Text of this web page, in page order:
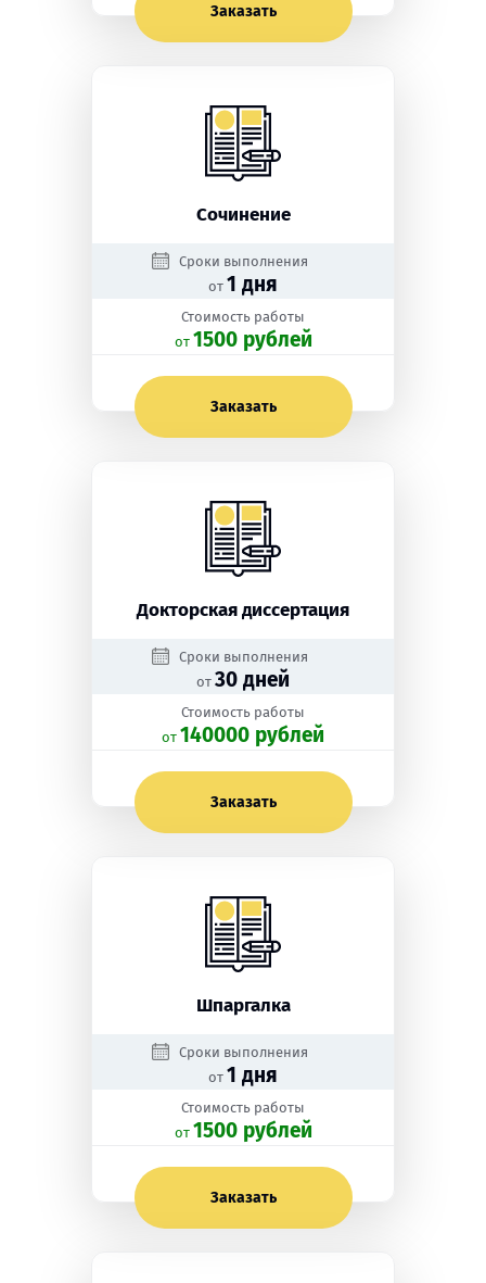
Заказать
Сочинение
Сроки выполнения
от 1 дня
Стоимость работы
oт 1500 рублей
Заказать
Докторская диссертация
Сроки выполнения
от 30 дней
Стоимость работы
oт 140000 рублей
Заказать
Шпаргалка
Сроки выполнения
от 1 дня
Стоимость работы
oт 1500 рублей
Заказать